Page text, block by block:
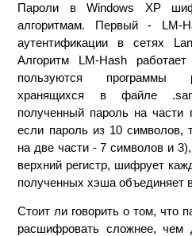
Пароли в Windows XP
алгоритмам. Первый - LM-
аутентификации в сетях
Алгоритм LM-Hash
пользуются программы
хранящихся в файле
полученный пароль на части
если пароль из 10 символов,
на две части - 7 символов и
верхний регистр, шифрует
полученных хэша объединяет
Стоит ли говорить о том, что
расшифровать сложнее,